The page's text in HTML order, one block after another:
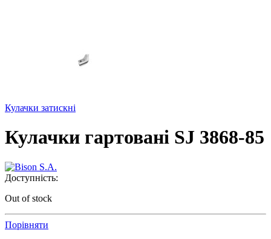
Кулачки затискні
Кулачки гартовані SJ 3868-85
Доступність:
Out of stock
Порівняти